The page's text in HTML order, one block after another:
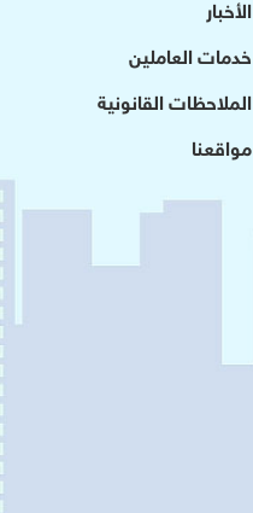
الأخبار
خدمات العاملين
الملاحظات القانونية
مواقعنا